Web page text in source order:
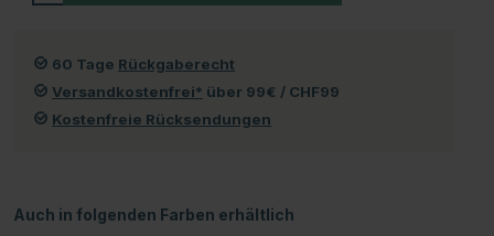
60 Tage Rückgaberecht
Versandkostenfrei* über 99€ / CHF99
Kostenfreie Rücksendungen
Auch in folgenden Farben erhältlich